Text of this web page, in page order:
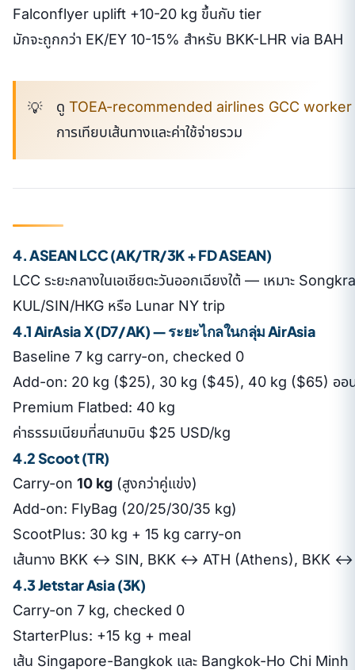
Falconflyer uplift +10-20 kg ขึ้นกับ tier
มักจะถูกกว่า EK/EY 10-15% สำหรับ BKK-LHR via BAH
ดูTOEA-recommended airlines GCC
การเทียบเส้นทางและค่าใช้จ่ายรวม
4. ASEAN LCC (AK/TR/3K + FD ASEAN)
LCC ระยะกลางในเอเชียตะวันออกเฉียงใต้ — เหมาะ
KUL/SIN/HKG หรือ Lunar NY trip
4.1 AirAsia X (D7/AK) — ระยะไกลในกลุ่ม AirAsia
Baseline 7 kg carry-on, checked 0
Add-on: 20 kg ($25), 30 kg ($45), 40 kg ($65) ออ
Premium Flatbed: 40 kg
ค่าธรรมเนียมที่สนามบิน $25 USD/kg
4.2 Scoot (TR)
Carry-on 10 kg (สูงกว่าคู่แข่ง)
Add-on: FlyBag (20/25/30/35 kg)
ScootPlus: 30 kg + 15 kg carry-on
เส้นทาง BKK ↔ SIN, BKK ↔ ATH (Athens), BKK ↔
4.3 Jetstar Asia (3K)
Carry-on 7 kg, checked 0
StarterPlus: +15 kg + meal
เส้น Singapore-Bangkok และ Bangkok-Ho Chi Minh